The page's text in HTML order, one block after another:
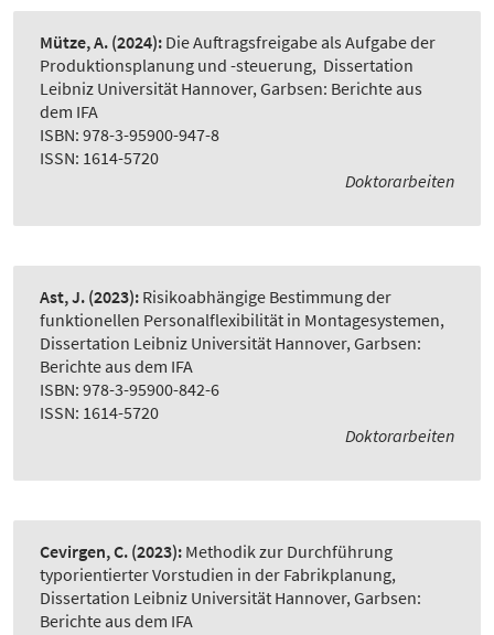
Mütze, A. (2024): Die Auftragsfreigabe als Aufgabe der
Produktionsplanung und -steuerung, Dissertation
Leibniz Universität Hannover, Garbsen: Berichte aus
dem IFA
ISBN: 978-3-95900-947-8
ISSN: 1614-5720
Doktorarbeiten
Ast, J. (2023): Risikoabhängige Bestimmung der
funktionellen Personalflexibilität in Montagesystemen,
Dissertation Leibniz Universität Hannover, Garbsen:
Berichte aus dem IFA
ISBN: 978-3-95900-842-6
ISSN: 1614-5720
Doktorarbeiten
Cevirgen, C. (2023): Methodik zur Durchführung
typorientierter Vorstudien in der Fabrikplanung,
Dissertation Leibniz Universität Hannover, Garbsen:
Berichte aus dem IFA